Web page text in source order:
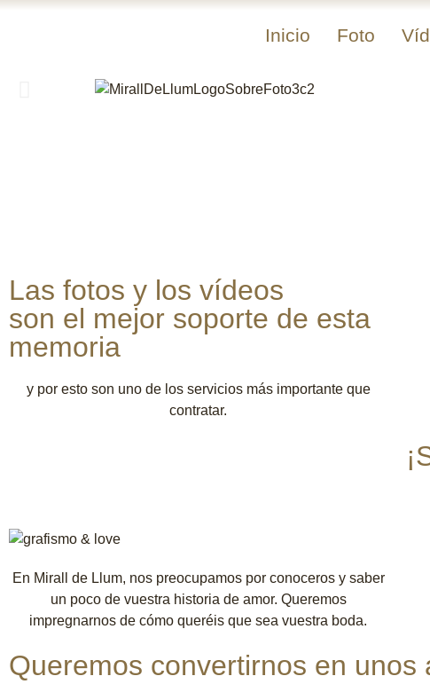
Inicio Foto
Las fotos y los vídeos
son el mejor soporte de esta
memoria
y por esto son uno de los servicios más importante que
contratar.​
En Mirall de Llum, nos preocupamos por conoceros y saber
un poco de vuestra historia de amor. Queremos
impregnarnos de cómo queréis que sea vuestra boda.
Queremos convertirnos en unos